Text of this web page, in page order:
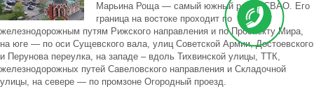
Марьина Роща — самый южный район СВАО. Его
граница на востоке проходит по
железнодорожным путям Рижского направления и по Проспекту Мира,
на юге — по оси Сущевского вала, улиц Советской Армии, Достоевского
и Перунова переулка, на западе – вдоль Тихвинской улицы, ТТК,
железнодорожных путей Савеловского направления и Складочной
улицы, на севере — по промзоне Огородный проезд.